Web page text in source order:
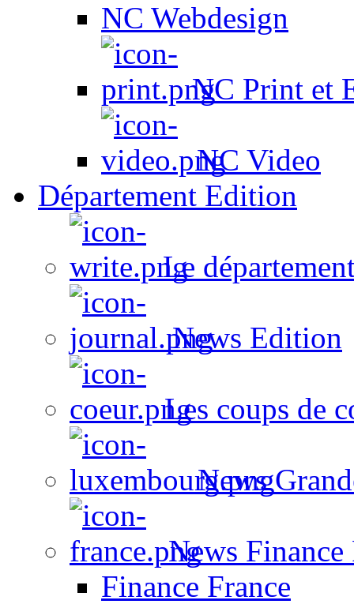
NC Webdesign
NC Print et
NC Video
Département Edition
Le
News Edition
Les coups de
News
News Finance
Finance France